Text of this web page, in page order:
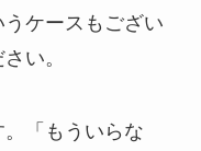
うケースもござい
い。
「もういらな